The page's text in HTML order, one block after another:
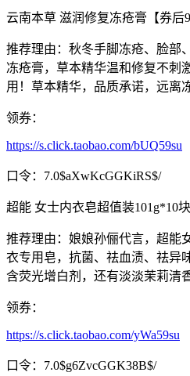
云南本草 滋润修复冻疮膏【券后
推荐理由：秋冬手脚冻疮、脸部
冻疮膏，草本精华温和修复不刺
用！草本精华，品质承诺，远离
领券：
https://s.click.taobao.com/bUQ59su
口令：7.0$aXwKcGGKiRS$/
超能 女士内衣皂超值装101g*10块
推荐理由：娘娘孙俪代言，超能
衣专用皂，抗菌、祛血渍、祛异
含荧光增白剂，还有淡淡茉莉清
领券：
https://s.click.taobao.com/yWa59su
口令：7.0$g6ZvcGGK38B$/